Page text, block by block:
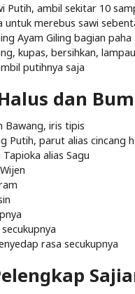
Putih, ambil sekitar 10
untuk merebus sawi
Ayam Giling bagian paha
kupas, bersihkan,
putihnya saja
dan
Bawang, iris tipis
Putih, parut alias cincang
alias Sagu
rasa secukupnya